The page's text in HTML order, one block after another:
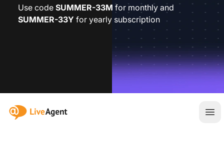
Use code SUMMER-33M for monthly and
SUMMER-33Y for yearly subscription
:site.title